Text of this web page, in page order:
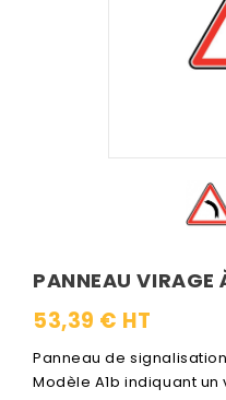
PANNEAU VIRAGE
53,39 € HT
Panneau de
Modèle A1b indiquant